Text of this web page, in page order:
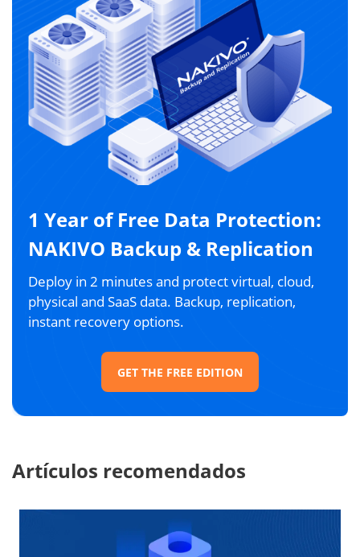
1 Year of Free Data Protection:
NAKIVO Backup & Replication
Deploy in 2 minutes and protect virtual, cloud,
physical and SaaS data. Backup, replication,
instant recovery options.
GET THE FREE EDITION
Artículos recomendados